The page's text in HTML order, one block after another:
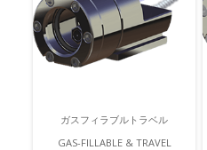
ガスフィラブルトラベル
GAS-FILLABLE & TRAVEL